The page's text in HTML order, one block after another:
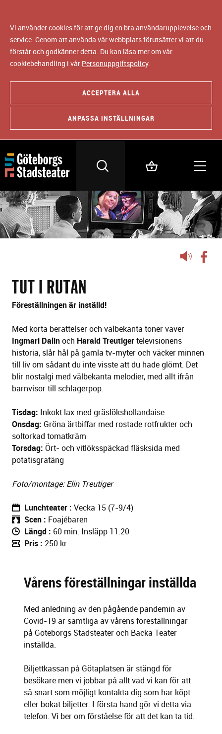
Vi använder cookies för att ge dig en bra användarupplevelse och
service. Genom att använda vår webbplats förutsätter vi att du
förstår och godkänner detta. Du kan läsa mer om vår
cookiebehandling i vår Personuppgiftspolicy.
ACCEPTERA ALLA
ANPASSA INSTÄLLNINGAR
Lyssna
TUT I RUTAN
Föreställningen är inställd!
Med korta berättelser och välbekanta toner väver
Ingmari Dalinoch Harald Treutigertelevisionens
historia, slår hål på gamla tv-myter och väcker minnen
till liv om sådant du inte visste att du hade glömt. Det
blir nostalgi med välbekanta melodier, med allt ifrån
barnvisor till schlagerpop.
Tisdag: Inkokt lax med gräslökshollandaise
Onsdag: Gröna ärtbiffar med rostade rotfrukter och
soltorkad tomatkräm
Torsdag: Ört- och vitlöksspäckad fläsksida med
potatisgratäng
Foto/montage: Elin Treutiger
Lunchteater Vecka 15 (7-9/4)
Scen
Foajébaren
Längd
60 min. Insläpp 11.20
Pris
250 kr
Vårens föreställningar inställda
Med anledning av den pågående pandemin av
Covid-19 är samtliga av vårens föreställningar
på Göteborgs Stadsteater och Backa Teater
inställda.
Biljettkassan på Götaplatsen är stängd för
besökare men vi jobbar på allt vad vi kan för att
så snart som möjligt kontakta dig som har köpt
eller bokat biljetter. I första hand gör vi detta via
telefon. Vi ber om förståelse för att det kan ta tid.